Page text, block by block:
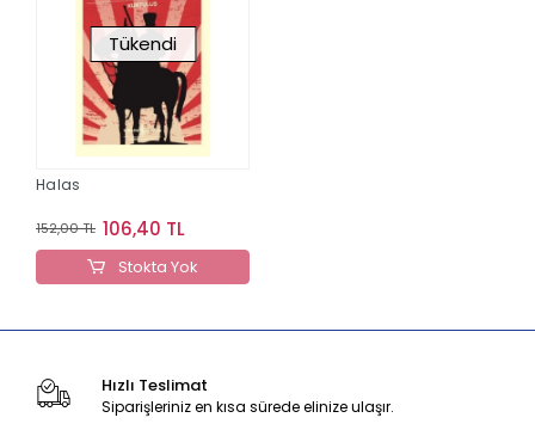
Tükendi
Halas
152,00 TL 106,40 TL
Stokta Yok
Hızlı Teslimat
Siparişleriniz en kısa sürede elinize ulaşır.